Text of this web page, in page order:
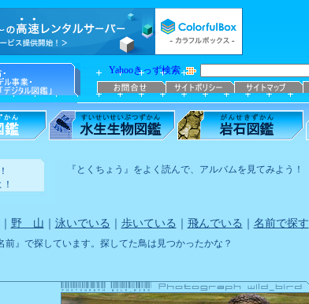
Yahooきっず検索
『とくちょう』をよく読んで、アルバムを見てみよう！
｜ 野 山 ｜ 泳いでいる ｜ 歩いている ｜ 飛んでいる ｜ 名前で探す
前』で探しています。探してた鳥は見つかったかな？